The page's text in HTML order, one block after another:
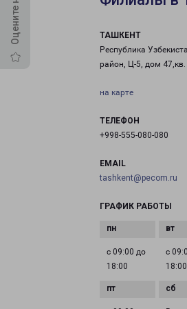
ТАШКЕНТ
Республика
район, Ц-5, дом 47,кв.
на карте
ТЕЛЕФОН
+998-555-080-080
EMAIL
tashkent@pecom.ru
ГРАФИК РАБОТЫ
с 09:00 до
18:00
с
18:00